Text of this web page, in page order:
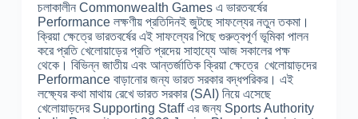
চলাকালীন Commonwealth Games এ ভারতবর্ষের
Performance লক্ষণীয় প্রতিদিনই জুটছে সাফল্যের নতুন তকমা।
ক্রিয়া ক্ষেত্রে ভারতবর্ষের এই সাফল্যের পিছে গুরুত্বপূর্ণ ভূমিকা পালন
করে প্রতি খেলোয়াড়ের প্রতি প্রদেয় সাহায্যে আজ সকালের পক্ষ
থেকে। বিভিন্ন জাতীয় এবং আন্তর্জাতিক ক্রিয়া ক্ষেত্রে খেলোয়াড়দের
Performance বাড়ানোর জন্য ভারত সরকার বদ্ধপরিকর। এই
লক্ষ্যের কথা মাথায় রেখে ভারত সরকার (SAI) নিয়ে এসেছে
খেলোয়াড়দের Supporting Staff এর জন্য Sports Authority